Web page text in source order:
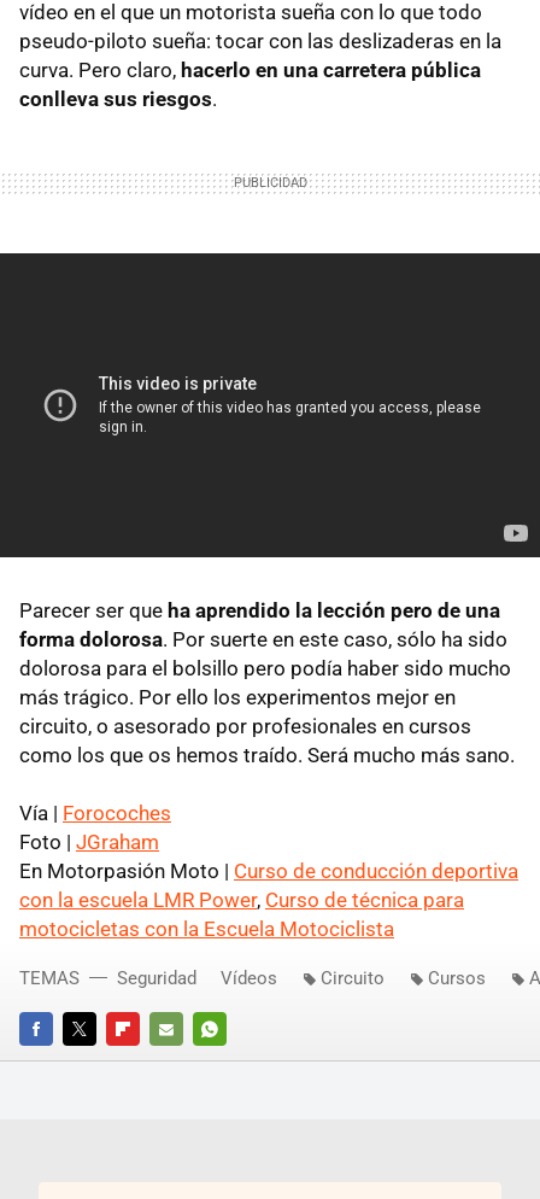
vídeo en el que un motorista sueña con lo que todo
pseudo-piloto sueña: tocar con las deslizaderas en la
curva. Pero claro, hacerlo en una carretera pública
conlleva sus riesgos.
Parecer ser que ha aprendido la lección pero de una
forma dolorosa. Por suerte en este caso, sólo ha sido
dolorosa para el bolsillo pero podía haber sido mucho
más trágico. Por ello los experimentos mejor en
circuito, o asesorado por profesionales en cursos
como los que os hemos traído. Será mucho más sano.
Vía | Forocoches
Foto | JGraham
En Motorpasión Moto | Curso de conducción deportiva
con la escuela LMR Power, Curso de técnica para
motocicletas con la Escuela Motociclista
FACEBOOKTWITTERFLIPBOARD
E-
WHATSAPP
TEMAS Seguridad Vídeos Circuito Cursos